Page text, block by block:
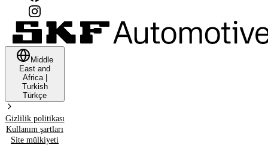
Middle
East and
Africa|
Turkish
Türkçe
Gizlilik politikası
Kullanım şartları
Site mülkiyeti